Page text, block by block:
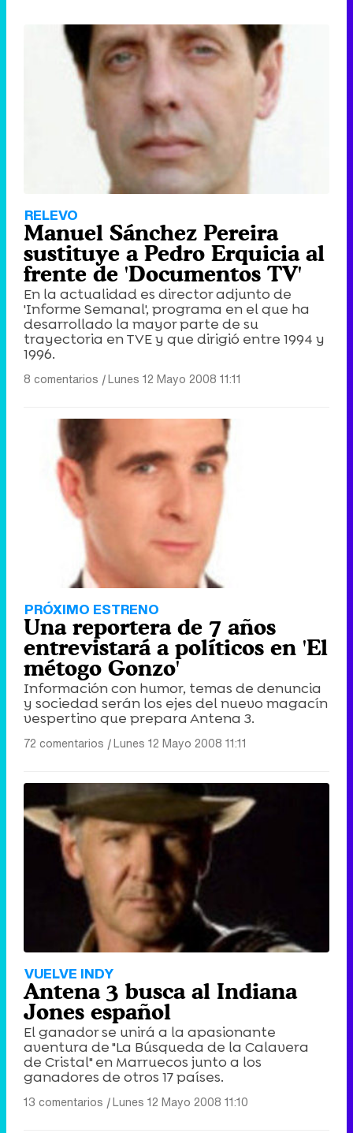
RELEVO
Manuel Sánchez Pereira
sustituye a Pedro Erquicia al
frente de 'Documentos TV'
En la actualidad es director adjunto de
'Informe Semanal', programa en el que ha
desarrollado la mayor parte de su
trayectoria en TVE y que dirigió entre 1994 y
1996.
8 comentarios |Lunes 12 Mayo 2008 11:11
PRÓXIMO ESTRENO
Una reportera de 7 años
entrevistará a políticos en 'El
métogo Gonzo'
Información con humor, temas de denuncia
y sociedad serán los ejes del nuevo magacín
vespertino que prepara Antena 3.
72 comentarios |Lunes 12 Mayo 2008 11:11
VUELVE INDY
Antena 3 busca al Indiana
Jones español
El ganador se unirá a la apasionante
aventura de "La Búsqueda de la Calavera
de Cristal" en Marruecos junto a los
ganadores de otros 17 países.
13 comentarios |Lunes 12 Mayo 2008 11:10